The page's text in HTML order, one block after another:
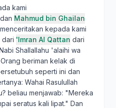
kami
Mahmud bin Ghailan
kepada kami
dari 'Imran Al Qattan dari
Shallallahu 'alaihi wa
beriman kelak di
seperti ini dan
Wahai Rasulullah
beliau menjawab: "Mereka
seratus kali lipat." Dan